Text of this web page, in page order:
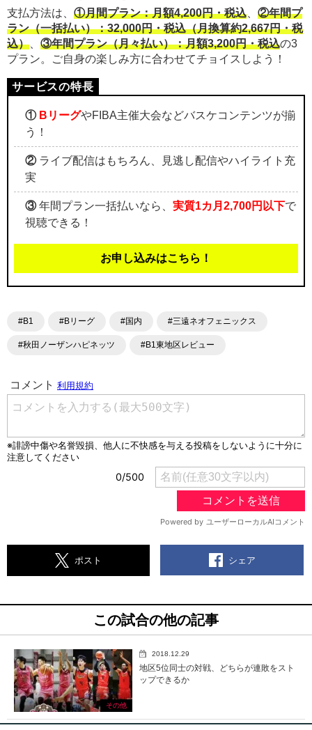
支払方法は、 ①月間プラン：月額4,200円・税込、 ②年間プ
ラン（一括払い）：32,000円・税込（月換算約2,667円・税
込）、 ③年間プラン（月々払い）：月額3,200円・税込の3
プラン。ご自身の楽しみ方に合わせてチョイスしよう！
① BリーグやFIBA主催大会などバスケコンテンツが揃
う！
②ライブ配信はもちろん、見逃し配信やハイライト充
実
③年間プラン一括払いなら、 実質1カ月2,700円以下で
視聴できる！
お申し込みはこちら！
#B1 #Bリーグ #国内 #三遠ネオフェニックス
#秋田ノーザンハピネッツ #B1東地区レビュー
ポスト シェア
この試合の他の記事
その他
2018.12.29
地区5位同士の対戦、どちらが連敗をスト
ップできるか